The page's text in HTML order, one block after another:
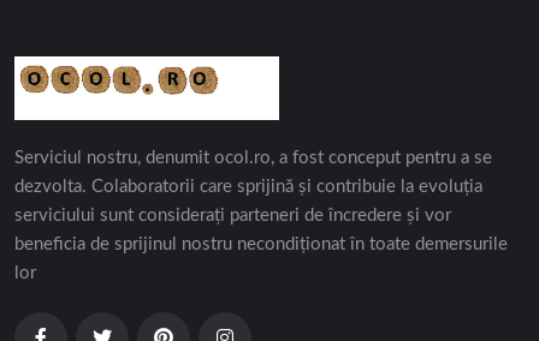
Serviciul nostru, denumit ocol.ro, a fost conceput pentru a se
dezvolta. Colaboratorii care sprijină și contribuie la evoluția
serviciului sunt considerați parteneri de încredere și vor
beneficia de sprijinul nostru necondiționat în toate demersurile
lor